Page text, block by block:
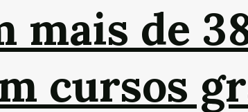
mais de
cursos